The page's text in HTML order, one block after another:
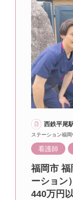
西鉄平尾
ステーション福岡
看護師
福岡市 福
ーション
440万円